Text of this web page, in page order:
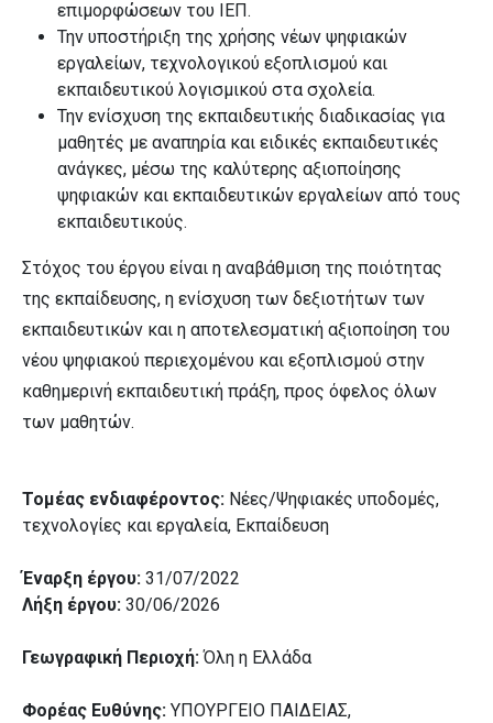
επιμορφώσεων του ΙΕΠ.
Την υποστήριξη της χρήσης νέων ψηφιακών
εργαλείων, τεχνολογικού εξοπλισμού και
εκπαιδευτικού λογισμικού στα σχολεία.
Την ενίσχυση της εκπαιδευτικής διαδικασίας για
μαθητές με αναπηρία και ειδικές εκπαιδευτικές
ανάγκες, μέσω της καλύτερης αξιοποίησης
ψηφιακών και εκπαιδευτικών εργαλείων από τους
εκπαιδευτικούς.
Στόχος του έργου είναι η αναβάθμιση της ποιότητας
της εκπαίδευσης, η ενίσχυση των δεξιοτήτων των
εκπαιδευτικών και η αποτελεσματική αξιοποίηση του
νέου ψηφιακού περιεχομένου και εξοπλισμού στην
καθημερινή εκπαιδευτική πράξη, προς όφελος όλων
των μαθητών.
Τομέας ενδιαφέροντος: Νέες/Ψηφιακές υποδομές,
τεχνολογίες και εργαλεία, Εκπαίδευση
Έναρξη έργου: 31/07/2022
Λήξη έργου: 30/06/2026
Γεωγραφική Περιοχή:Όλη η Ελλάδα
Φορέας Ευθύνης: ΥΠΟΥΡΓΕΙΟ ΠΑΙΔΕΙΑΣ,